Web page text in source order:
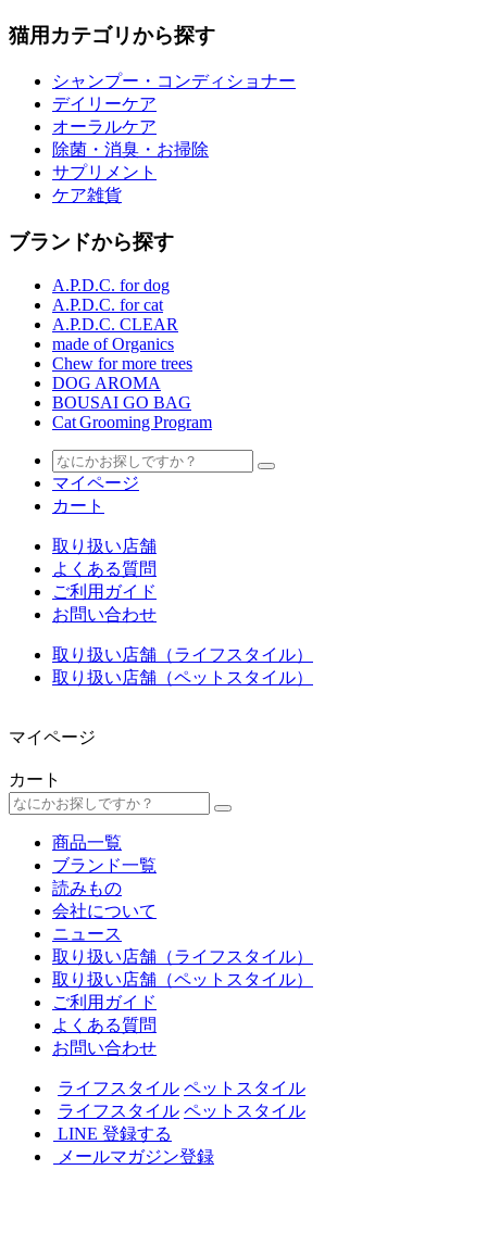
猫用カテゴリから探す
シャンプー・コンディショナー
デイリーケア
オーラルケア
除菌・消臭・お掃除
サプリメント
ケア雑貨
ブランドから探す
A.P.D.C. for dog
A.P.D.C. for cat
A.P.D.C. CLEAR
made of Organics
Chew for more trees
DOG AROMA
BOUSAI GO BAG
Cat Grooming Program
マイページ
カート
取り扱い店舗
よくある質問
ご利用ガイド
お問い合わせ
取り扱い店舗（ライフスタイル）
取り扱い店舗（ペットスタイル）
マイページ
カート
商品一覧
ブランド一覧
読みもの
会社について
ニュース
取り扱い店舗（ライフスタイル）
取り扱い店舗（ペットスタイル）
ご利用ガイド
よくある質問
お問い合わせ
ライフスタイル ペットスタイル
ライフスタイル ペットスタイル
LINE 登録する
メールマガジン登録